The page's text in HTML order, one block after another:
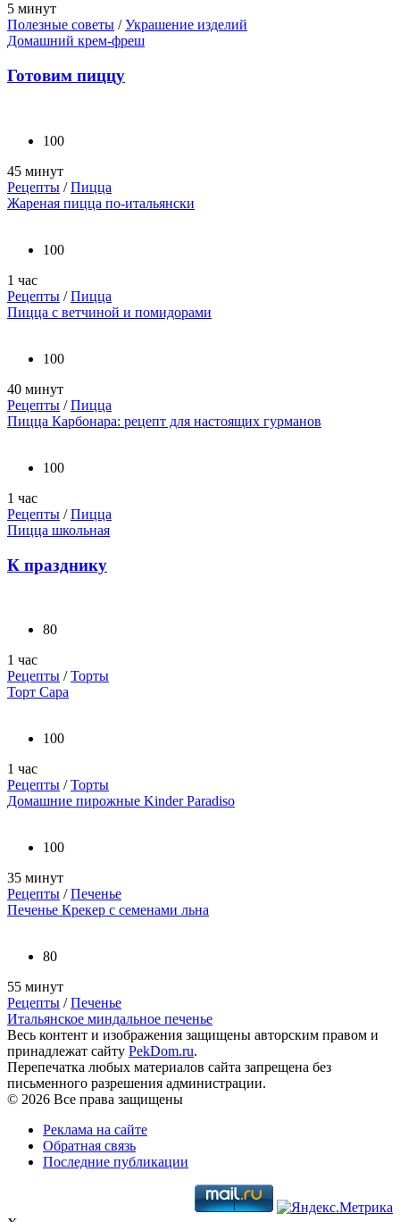
5 минут
Полезные советы /Украшение изделий
Домашний крем-фреш
Готовим пиццу
100
45 минут
Рецепты /Пицца
Жареная пицца по-итальянски
100
1 час
Рецепты /Пицца
Пицца с ветчиной и помидорами
100
40 минут
Рецепты /Пицца
Пицца Карбонара: рецепт для настоящих гурманов
100
1 час
Рецепты /Пицца
Пицца школьная
К празднику
80
1 час
Рецепты /Торты
Торт Сара
100
1 час
Рецепты /Торты
Домашние пирожные Kinder Paradiso
100
35 минут
Рецепты /Печенье
Печенье Крекер с семенами льна
80
55 минут
Рецепты /Печенье
Итальянское миндальное печенье
Весь контент и изображения защищены авторским правом и
принадлежат сайту PekDom.ru.
Перепечатка любых материалов сайта запрещена без
письменного разрешения администрации.
© 2026 Все права защищены
Реклама на сайте
Обратная связь
Последние публикации